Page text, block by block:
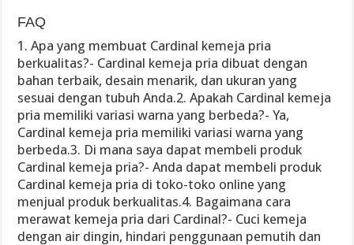
FAQ
1. Apa yang membuat Cardinal kemeja pria
berkualitas?- Cardinal kemeja pria dibuat dengan
bahan terbaik, desain menarik, dan ukuran yang
sesuai dengan tubuh Anda.2. Apakah Cardinal kemeja
pria memiliki variasi warna yang berbeda?- Ya,
Cardinal kemeja pria memiliki variasi warna yang
berbeda.3. Di mana saya dapat membeli produk
Cardinal kemeja pria?- Anda dapat membeli produk
Cardinal kemeja pria di toko-toko online yang
menjual produk berkualitas.4. Bagaimana cara
merawat kemeja pria dari Cardinal?- Cuci kemeja
dengan air dingin, hindari penggunaan pemutih dan